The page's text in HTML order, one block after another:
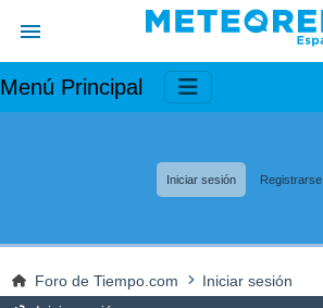
Menú Principal
Iniciar sesión Registrarse
Foro de Tiempo.com Iniciar sesión